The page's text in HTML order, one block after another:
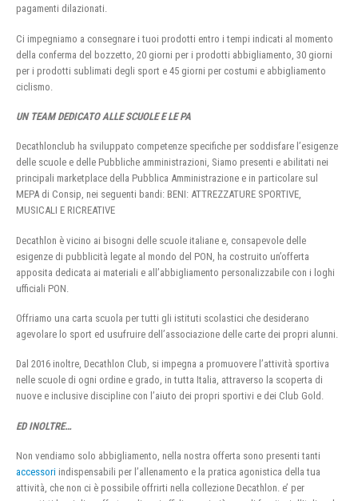
pagamenti dilazionati.
Ci impegniamo a consegnare i tuoi prodotti entro i tempi indicati al momento
della conferma del bozzetto, 20 giorni per i prodotti abbigliamento, 30 giorni
per i prodotti sublimati degli sport e 45 giorni per costumi e abbigliamento
ciclismo.
UN TEAM DEDICATO ALLE SCUOLE E LE PA
Decathlonclub ha sviluppato competenze specifiche per soddisfare l’esigenze
delle scuole e delle Pubbliche amministrazioni, Siamo presenti e abilitati nei
principali marketplace della Pubblica Amministrazione e in particolare sul
MEPA di Consip, nei seguenti bandi: BENI: ATTREZZATURE SPORTIVE,
MUSICALI E RICREATIVE
Decathlon è vicino ai bisogni delle scuole italiane e, consapevole delle
esigenze di pubblicità legate al mondo del PON, ha costruito un’offerta
apposita dedicata ai materiali e all’abbigliamento personalizzabile con i loghi
ufficiali PON.
Offriamo una carta scuola per tutti gli istituti scolastici che desiderano
agevolare lo sport ed usufruire dell’associazione delle carte dei propri alunni.
Dal 2016 inoltre, Decathlon Club, si impegna a promuovere l’attività sportiva
nelle scuole di ogni ordine e grado, in tutta Italia, attraverso la scoperta di
nuove e inclusive discipline con l’aiuto dei propri sportivi e dei Club Gold.
ED INOLTRE…
Non vendiamo solo abbigliamento, nella nostra offerta sono presenti tanti
accessori indispensabili per l’allenamento e la pratica agonistica della tua
attività, che non ci è possibile offrirti nella collezione Decathlon. e’ per